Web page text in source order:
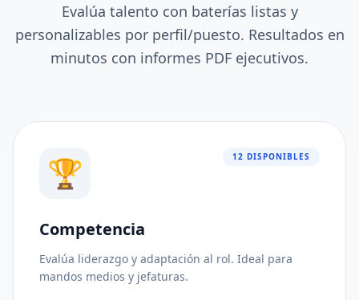
Evalúa talento con baterías listas y
personalizables por perfil/puesto. Resultados en
minutos con informes PDF ejecutivos.
Consistencia de respuestas
🏆 12 DISPONIBLES
Competencia
Evalúa liderazgo y adaptación al rol. Ideal para
mandos medios y jefaturas.